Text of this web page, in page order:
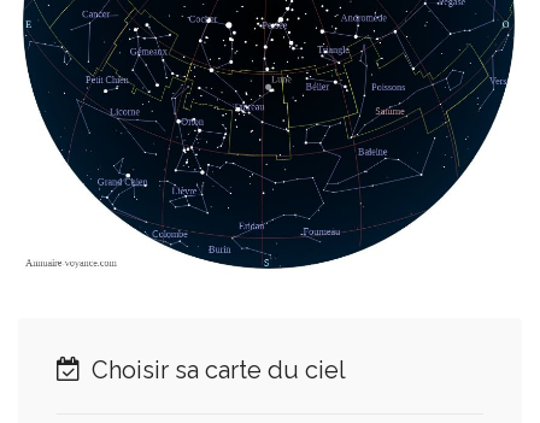
Choisir sa carte du ciel